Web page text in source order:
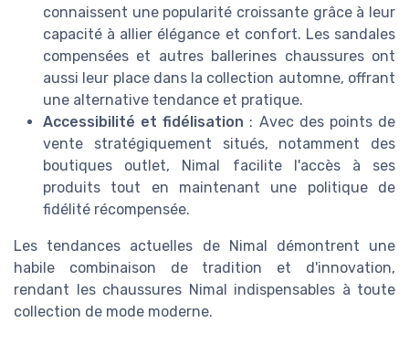
connaissent une popularité croissante grâce à leur
capacité à allier élégance et confort. Les sandales
compensées et autres ballerines chaussures ont
aussi leur place dans la collection automne, offrant
une alternative tendance et pratique.
Accessibilité et fidélisation : Avec des points de
vente stratégiquement situés, notamment des
boutiques outlet, Nimal facilite l'accès à ses
produits tout en maintenant une politique de
fidélité récompensée.
Les tendances actuelles de Nimal démontrent une
habile combinaison de tradition et d'innovation,
rendant les chaussures Nimal indispensables à toute
collection de mode moderne.